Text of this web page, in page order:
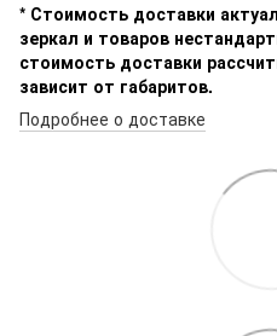
* Стоимость доставки
зеркал и товаров
стоимость доставки
зависит от габаритов.
Подробнее о доставке